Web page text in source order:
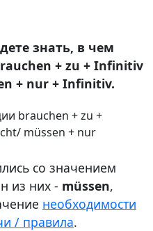
знать, в чем
+ zu + Infinitiv
+ nur + Infinitiv.
со значением
из них - müssen,
необходимости
/ правила.